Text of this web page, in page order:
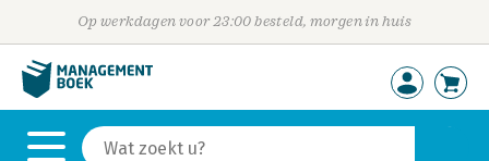
Op werkdagen voor 23:00 besteld, morgen in huis